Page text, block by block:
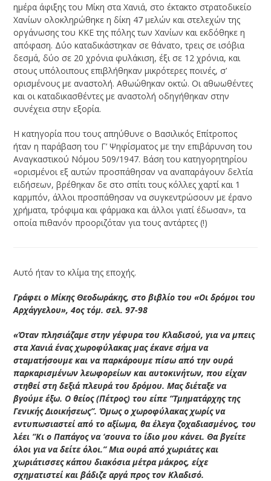
ημέρα άφιξης του Μίκη στα Χανιά, στο έκτακτο στρατοδικείο
Χανίων ολοκληρώθηκε η δίκη 47 μελών και στελεχών της
οργάνωσης του ΚΚΕ της πόλης των Χανίων και εκδόθηκε η
απόφαση. Δύο καταδικάστηκαν σε θάνατο, τρεις σε ισόβια
δεσμά, δύο σε 20 χρόνια φυλάκιση, έξι σε 12 χρόνια, και
στους υπόλοιπους επιβλήθηκαν μικρότερες ποινές, σ’
ορισμένους με αναστολή. Αθωώθηκαν οκτώ. Οι αθωωθέντες
και οι καταδικασθέντες με αναστολή οδηγήθηκαν στην
συνέχεια στην εξορία.
Η κατηγορία που τους απηύθυνε ο Βασιλικός Επίτροπος
ήταν η παράβαση του Γ’ Ψηφίσματος με την επιβάρυνση του
Αναγκαστικού Νόμου 509/1947. Βάση του κατηγορητηρίου
«ορισμένοι εξ αυτών προσπάθησαν να αναπαράγουν δελτία
ειδήσεων, βρέθηκαν δε στο σπίτι τους κόλλες χαρτί και 1
καρμπόν, άλλοι προσπάθησαν να συγκεντρώσουν με έρανο
χρήματα, τρόφιμα και φάρμακα και άλλοι γιατί έδωσαν», τα
οποία πιθανόν προοριζόταν για τους αντάρτες (!)
Αυτό ήταν το κλίμα της εποχής.
Γράφει ο Μίκης Θεοδωράκης, στο βιβλίο του «Οι δρόμοι του
Αρχάγγελου», 4ος τόμ. σελ. 97-98
«Όταν πλησιάζαμε στην γέφυρα του Κλαδισού, για να μπεις
στα Χανιά ένας χωροφύλακας μας έκανε σήμα να
σταματήσουμε και να παρκάρουμε πίσω από την ουρά
παρκαρισμένων λεωφορείων και αυτοκινήτων, που είχαν
στηθεί στη δεξιά πλευρά του δρόμου. Μας διέταξε να
βγούμε έξω. Ο θείος (Πέτρος) του είπε “Τμηματάρχης της
Γενικής Διοικήσεως”. Όμως ο χωροφύλακας χωρίς να
εντυπωσιαστεί από το αξίωμα, θα έλεγα ζοχαδιασμένος, του
λέει “Κι ο Παπάγος να ‘σουνα το ίδιο μου κάνει. Θα βγείτε
όλοι για να δείτε όλοι.” Μια ουρά από χωριάτες και
χωριάτισσες κάπου διακόσια μέτρα μάκρος, είχε
σχηματιστεί και βάδιζε αργά προς τον Κλαδισό.